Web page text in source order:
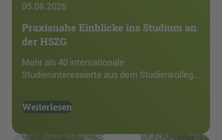
05.08.2026
Praxisnahe Einblicke ins Studium an
der HSZG
Mehr als 40 internationale
Studieninteressierte aus dem Studienkolleg…
Weiterlesen